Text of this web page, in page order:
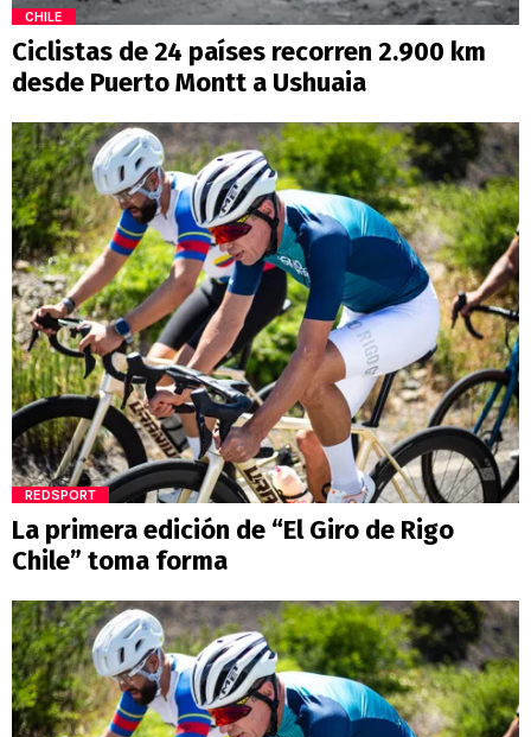
CHILE
Ciclistas de 24 países recorren 2.900 km
desde Puerto Montt a Ushuaia
REDSPORT
La primera edición de “El Giro de Rigo
Chile” toma forma